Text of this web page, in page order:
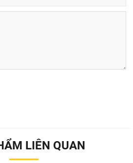
LIÊN QUAN